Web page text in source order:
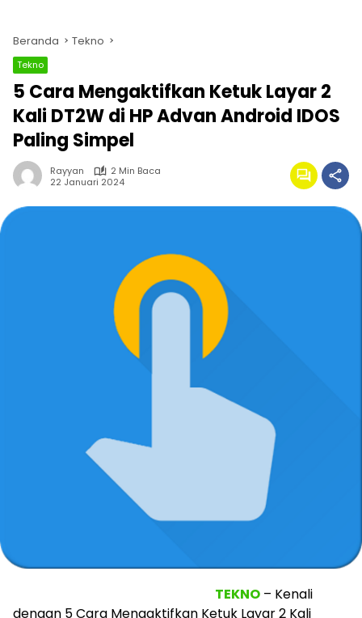
Beranda Tekno
Tekno
5 Cara Mengaktifkan Ketuk Layar 2
Kali DT2W di HP Advan Android IDOS
Paling Simpel
Rayyan
2 Min Baca
22 Januari 2024
TEKNO – Kenali
dengan 5 Cara Mengaktifkan Ketuk Layar 2 Kali